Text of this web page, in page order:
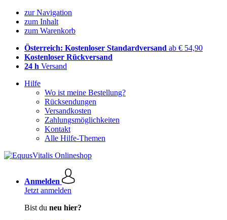
zur Navigation
zum Inhalt
zum Warenkorb
Österreich: Kostenloser Standardversand ab € 54,90
Kostenloser Rückversand
24 h Versand
Hilfe
Wo ist meine Bestellung?
Rücksendungen
Versandkosten
Zahlungsmöglichkeiten
Kontakt
Alle Hilfe-Themen
Anmelden
Jetzt anmelden
Bist du neu hier?